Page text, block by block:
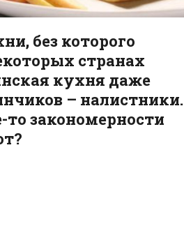
без которого
странах
кухня даже
– налистники.
закономерности